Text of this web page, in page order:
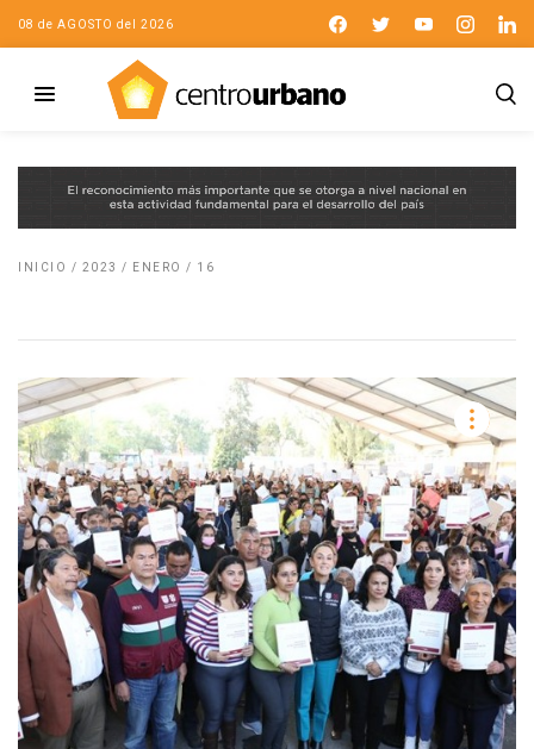
08 de AGOSTO del 2026
INICIO / 2023 / ENERO / 16